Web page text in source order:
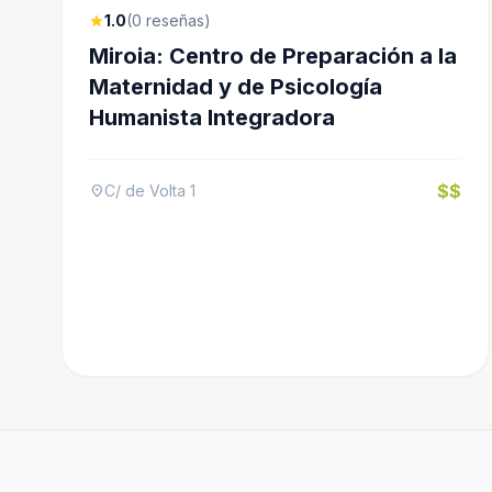
star1.0(0 reseñas)
Miroia: Centro de Preparación a la
Maternidad y de Psicología
Humanista Integradora
location_onC/ de Volta 1 $$